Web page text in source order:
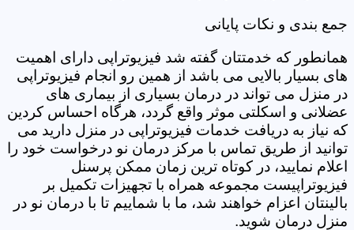
جمع بندی و نکات پایانی
همانطور که خدمتتان گفته شد فیزیوتراپی دارای اهمیت
های بسیار بالایی می باشد از همین رو انجام فیزیوتراپی
در منزل می تواند در درمان بسیاری از بیماری های
عضلانی و اسکلتی موثر واقع گردد، هرگاه احساس کردین
که نیاز به دریافت خدمات فیزیوتراپی در منزل دارید می
توانید از طریق تماس با مرکز درمان نو درخواست خود را
اعلام نمایید، در کوتاه ترین زمان ممکن پرسنل
فیزیوتراپیست مجموعه همراه با تجهیزات تکمیل بر
بالینتان اعزام خواهند شد، ما با شماییم تا با درمان نو در
منزل درمان شوید.